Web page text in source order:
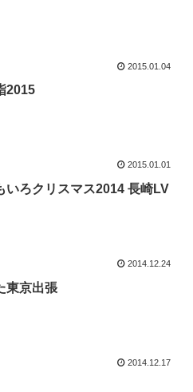
2015.01.04
2015
2015.01.01
いろクリスマス2014 長崎LV
2014.12.24
東京出張
2014.12.17